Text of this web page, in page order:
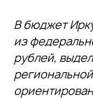
В бюджет
из
рублей,